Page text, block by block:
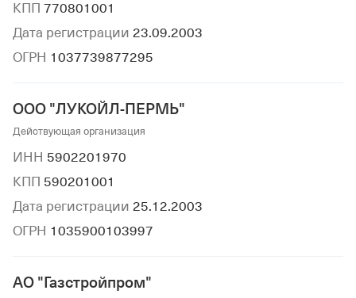
КПП 770801001
Дата регистрации 23.09.2003
ОГРН 1037739877295
ООО "ЛУКОЙЛ-ПЕРМЬ"
Действующая организация
ИНН 5902201970
КПП 590201001
Дата регистрации 25.12.2003
ОГРН 1035900103997
АО "Газстройпром"